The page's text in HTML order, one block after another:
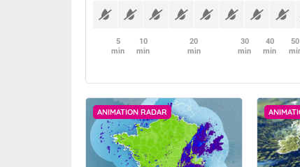
5
min
10
min
20
min
30
min
40
min
50
ANIMATION RADAR